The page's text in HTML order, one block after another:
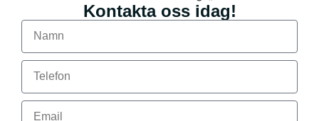
Kontakta oss idag!